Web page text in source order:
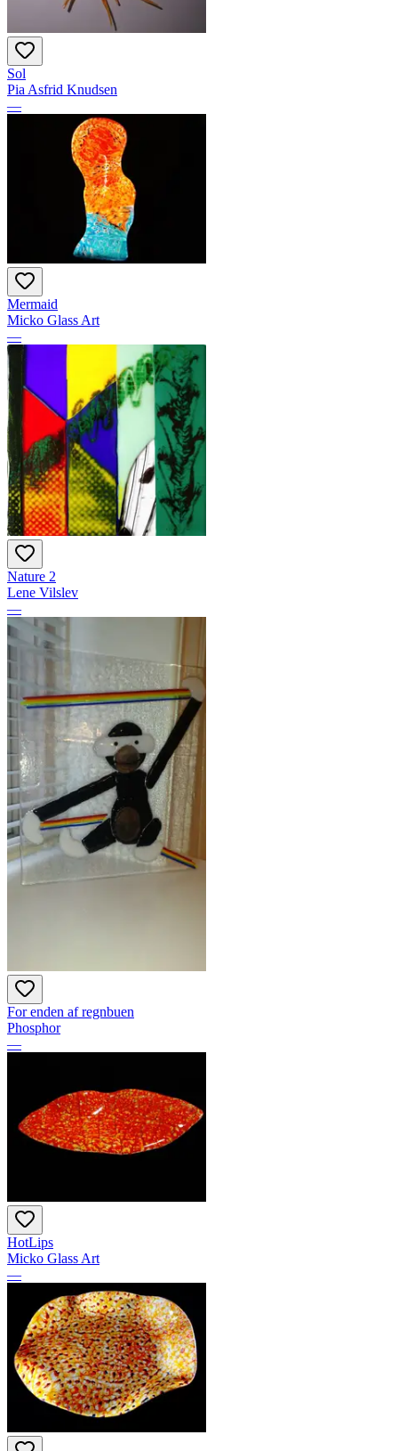
Sol
Pia Asfrid Knudsen
—
Mermaid
Micko Glass Art
—
Nature 2
Lene Vilslev
—
For enden af regnbuen
Phosphor
—
HotLips
Micko Glass Art
—